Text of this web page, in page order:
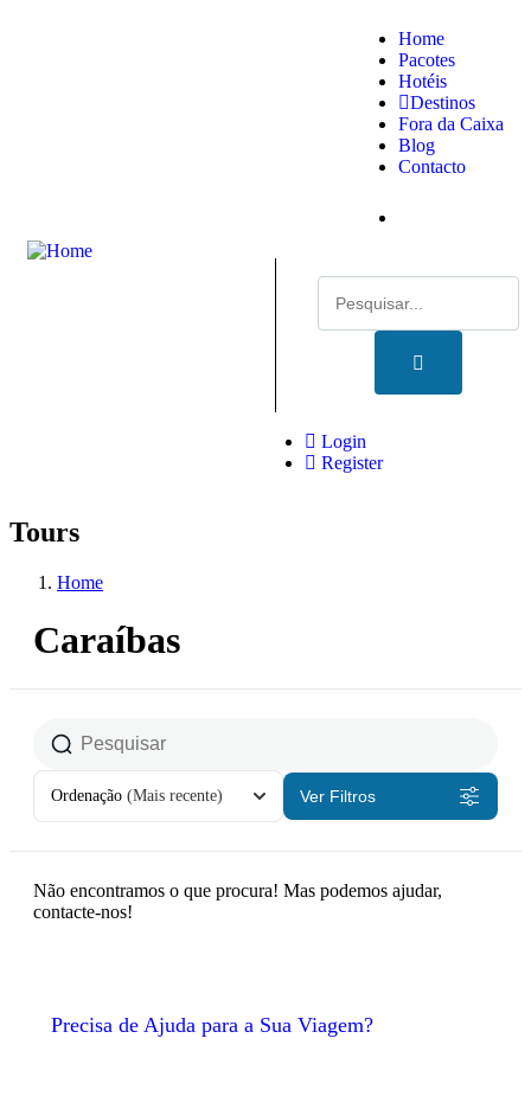
Home
Pacotes
Hotéis
Destinos
Fora da Caixa
Blog
Contacto
Login
Register
Tours
Home
Caraíbas
Ordenação (Mais recente) Ver Filtros
Não encontramos o que procura! Mas podemos ajudar,
contacte-nos!
Precisa de Ajuda para a Sua Viagem?